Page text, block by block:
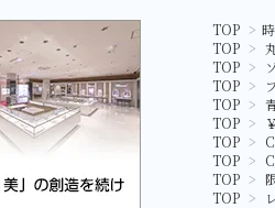
TUDOR-チューダー
OMEGA-オメガ-
HAMILTON-ハミルトン-
G-SHOCK-ジーショック-
GARMIN-ガーミン-
自動巻
手巻
クオ
ソー
スマ
色・素材
価格
ブランド
色・素
価格
ブラ
TUDOR-チューダー-
OMEGA-オメガ-
HAMILTON-ハミルトン-
G-SHOCK-ジーショック-
GARMIN-ガーミン-
TOP >
TOP >
TOP >
TOP >
TOP >
TOP >
TOP >
TOP >
TOP >
TOP >